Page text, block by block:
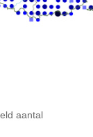
aantal